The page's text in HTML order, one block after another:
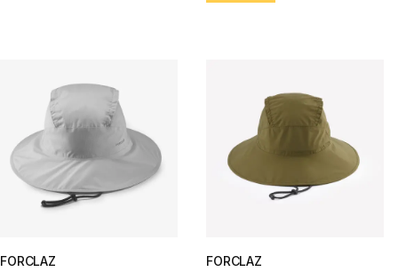
FORCLAZ FORCLAZ